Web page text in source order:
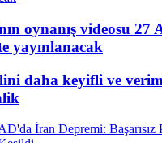
oynanış videosu 27
yayınlanacak
daha keyifli ve